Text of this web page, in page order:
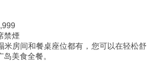
禁煙
米房间和餐桌座位都有，您可以在轻松舒
美食全餐。